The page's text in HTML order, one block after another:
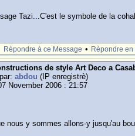
Tazi...C'est le symbole de la
Rèpondre à ce Message • Rèpondre
de style Art Deco a
abdou (IP enregistrè)
November 2006 : 21:57
nous y sommes allons-y jusqu'au